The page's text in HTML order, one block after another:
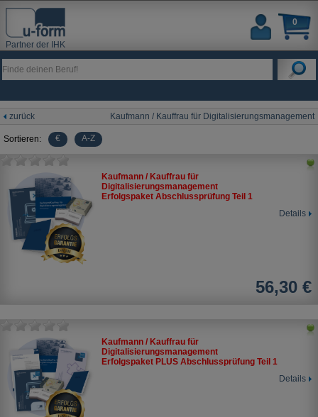
Partner der IHK
0
zurück Kaufmann / Kauffrau für Digitalisierungsmanagement
Sortieren: € A-Z
Kaufmann / Kauffrau für
Digitalisierungsmanagement
Erfolgspaket Abschlussprüfung Teil 1
Details
56,30 €
Kaufmann / Kauffrau für
Digitalisierungsmanagement
Erfolgspaket PLUS Abschlussprüfung Teil 1
Details